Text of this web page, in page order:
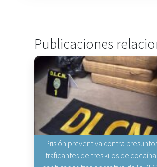
Publicaciones
Prisión preventiva contra
traficantes de tres kilos de cocaína,